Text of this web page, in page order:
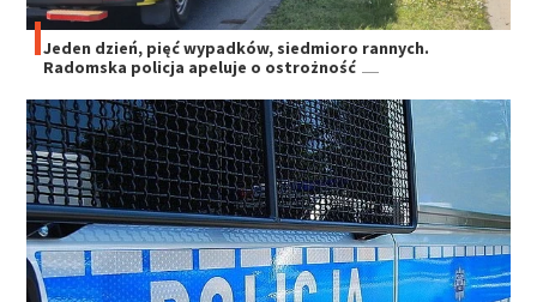
Jeden dzień, pięć wypadków, siedmioro rannych.
Radomska policja apeluje o ostrożność